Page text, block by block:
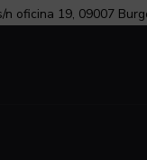
n oficina 19, 09007